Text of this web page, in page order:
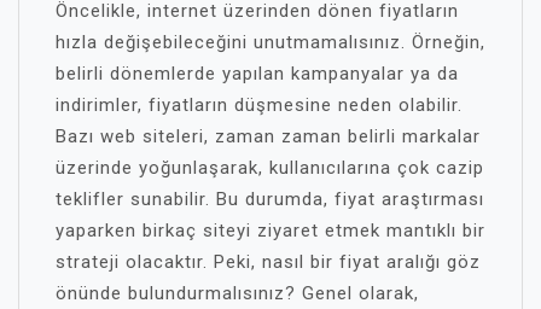
Öncelikle, internet üzerinden dönen fiyatların
hızla değişebileceğini unutmamalısınız. Örneğin,
belirli dönemlerde yapılan kampanyalar ya da
indirimler, fiyatların düşmesine neden olabilir.
Bazı web siteleri, zaman zaman belirli markalar
üzerinde yoğunlaşarak, kullanıcılarına çok cazip
teklifler sunabilir. Bu durumda, fiyat araştırması
yaparken birkaç siteyi ziyaret etmek mantıklı bir
strateji olacaktır. Peki, nasıl bir fiyat aralığı göz
önünde bulundurmalısınız? Genel olarak,